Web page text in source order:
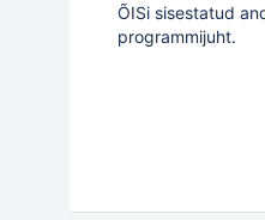
ÕISi sisestatud
programmijuht.